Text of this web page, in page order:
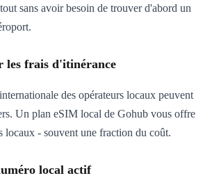
sans avoir besoin de trouver d'abord un
les frais d'itinérance
des opérateurs locaux peuvent
Un plan eSIM local de Gohub vous offre
locaux - souvent une fraction du coût.
local actif